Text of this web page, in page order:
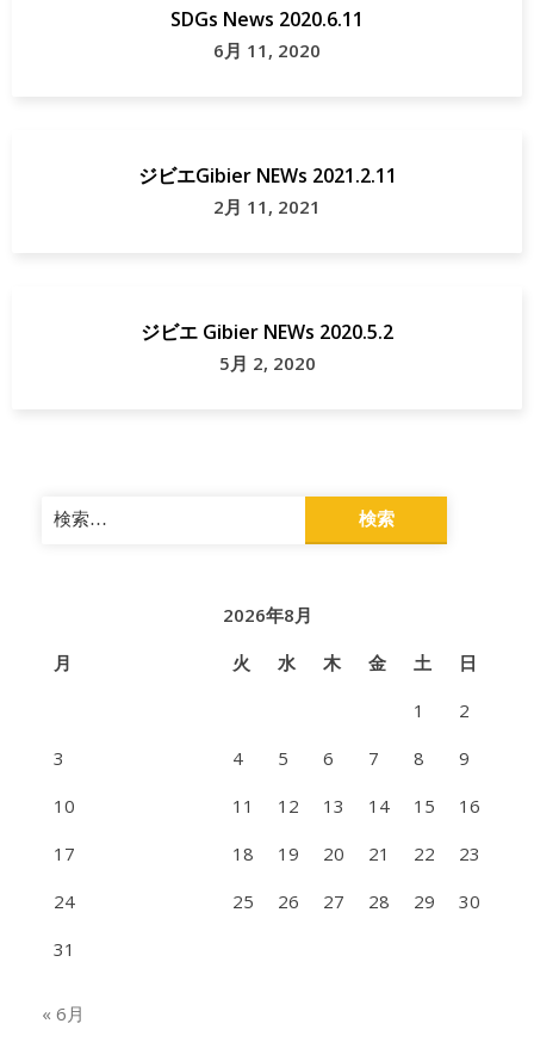
SDGs News 2020.6.11
6月 11, 2020
ジビエGibier NEWs 2021.2.11
2月 11, 2021
ジビエ Gibier NEWs 2020.5.2
5月 2, 2020
検
索:
2026年8月
月
火 水 木 金 土
日
1
2
3
4 5 6 7 8
9
10
11 12 13 14 15
16
17
18 19 20 21 22
23
24
25 26 27 28 29
30
31
« 6月